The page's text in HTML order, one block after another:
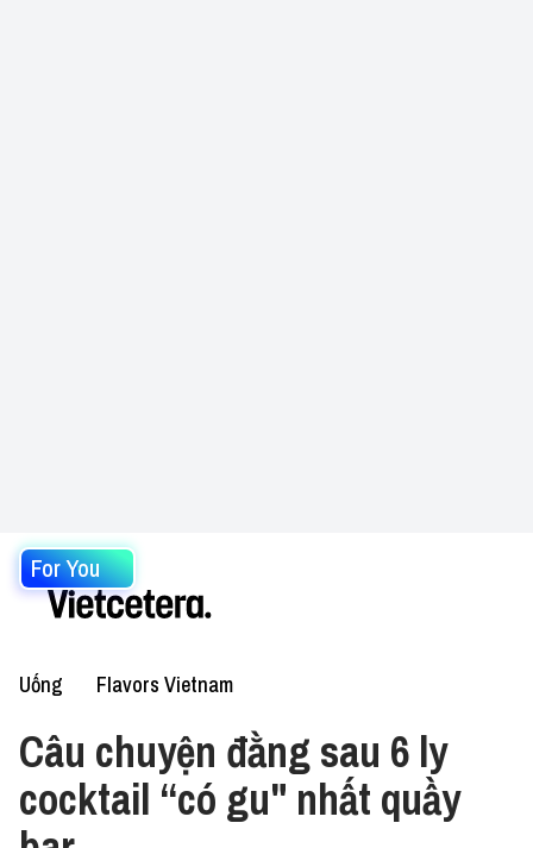
For You
Uống Flavors Vietnam
Câu chuyện đằng sau 6 ly
cocktail “có gu" nhất quầy